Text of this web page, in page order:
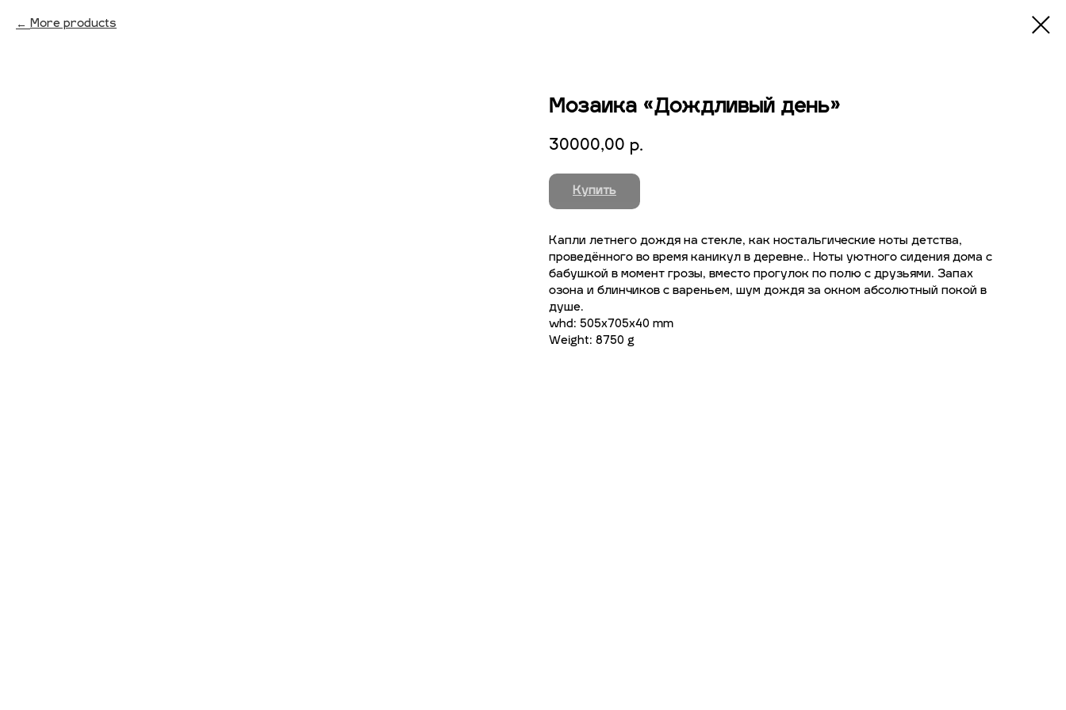
More products
Мозаика «Дождливый день»
30000,00 р.
Купить
Капли летнего дождя на стекле, как ностальгические ноты детства,
проведённого во время каникул в деревне.. Ноты уютного сидения дома с
бабушкой в момент грозы, вместо прогулок по полю с друзьями. Запах
озона и блинчиков с вареньем, шум дождя за окном абсолютный покой в
душе.
whd: 505x705x40 mm
Weight: 8750 g